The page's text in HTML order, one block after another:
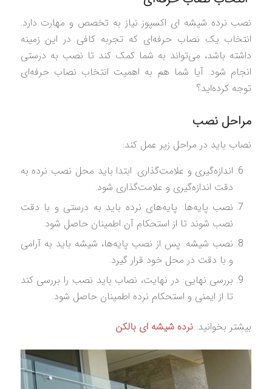
نصب نرده شیشه ای اکسپوز نیاز به تخصص و مهارت دارد.
انتخاب یک نصاب حرفه‌ای که تجربه کافی در این زمینه
داشته باشد، می‌تواند به شما کمک کند تا نصب به درستی
انجام شود. آیا شما هم به اهمیت انتخاب نصاب حرفه‌ای
توجه کرده‌اید؟
مراحل نصب
نصاب باید در مراحل زیر عمل کند:
اندازه‌گیری و علامت‌گذاری: ابتدا باید محل نصب نرده به
دقت اندازه‌گیری و علامت‌گذاری شود.
نصب پایه‌ها: پایه‌های نرده باید به درستی و با دقت
نصب شوند تا از استحکام آن اطمینان حاصل شود.
نصب شیشه: پس از نصب پایه‌ها، شیشه باید به آرامی
و با دقت در محل خود قرار گیرد.
بررسی نهایی: در نهایت، نصاب باید نصب را بررسی کند
تا از ایمنی و استحکام نرده اطمینان حاصل شود.
بیشتر بخوانید: نرده شیشه‌ ای بالکن